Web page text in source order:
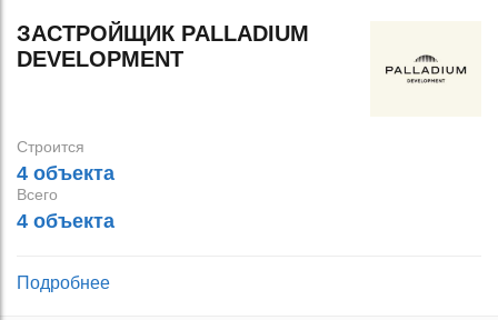
ЗАСТРОЙЩИК PALLADIUM
DEVELOPMENT
Строится
4 объекта
Всего
4 объекта
Подробнее